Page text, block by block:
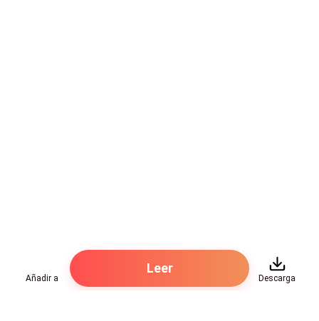
Añadir a
Leer
Descarga